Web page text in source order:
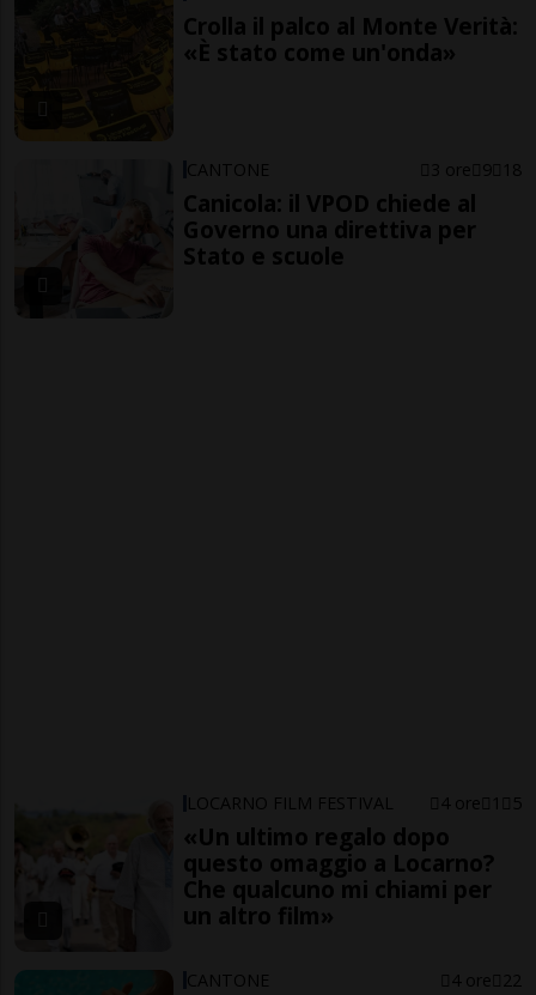
Crolla il palco al Monte Verità:
«È stato come un'onda»
CANTONE 3 ore 9 18
Canicola: il VPOD chiede al
Governo una direttiva per
Stato e scuole
LOCARNO FILM FESTIVAL 4 ore 1 5
«Un ultimo regalo dopo
questo omaggio a Locarno?
Che qualcuno mi chiami per
un altro film»
CANTONE 4 ore 22